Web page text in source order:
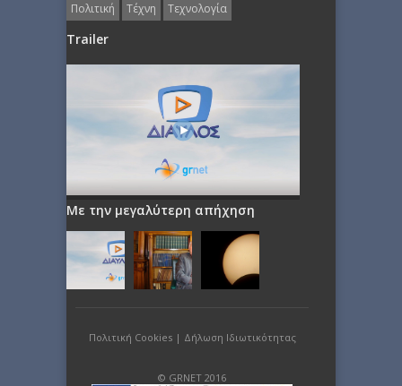
Πολιτική
Τέχνη Τεχνολογία
Trailer
Με την μεγαλύτερη απήχηση
Πολιτική Cookies| Δήλωση Ιδιωτικότητας
© GRNET 2016